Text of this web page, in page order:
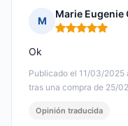
M
Marie Eugenie
Nota: 5 de 5
Publicado el 11/03/2025
tras una compra de 25/
Ok
Opinión traducida